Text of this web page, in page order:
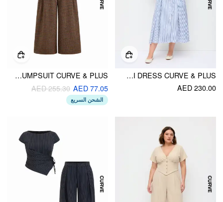
COTTON-BLEND STRIPED SHORT SLEEVE DRAPED BELTED SHIRT MIDI DRESS CURVE & PLUS
AED 230.00
WOOL-LOOK BOAT NECK TARTAN PLEATED JUMPSUIT CURVE & PLUS
AED 77.05
AED 255.30
الشحن السريع